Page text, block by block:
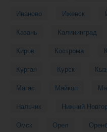
Иваново
Ижевск
Казань
Калининград
Киров
Кострома
Курган
Курск
Магас
Майкоп
Нальчик
Нижний
Омск
Орел